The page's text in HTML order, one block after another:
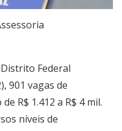
Federal
901 vagas de
R$ 1.412 a R$ 4 mil.
níveis de